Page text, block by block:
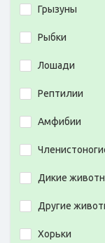
Грызуны
Рыбки
Лошади
Рептилии
Амфибии
Дикие
Другие
Хорьки